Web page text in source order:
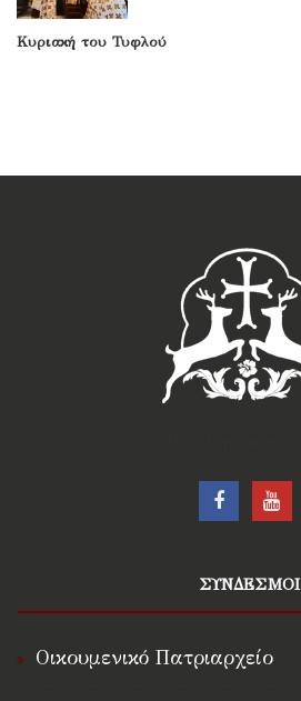
Κυριακή του Τυφλού
ΣΥΝΔΕΣΜΟΙ
Οικουμενικό Πατριαρχείο